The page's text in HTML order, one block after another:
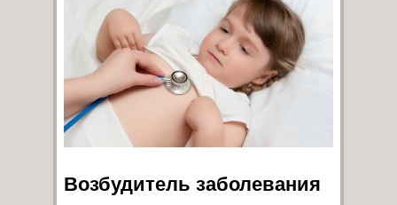
Возбудитель заболевания